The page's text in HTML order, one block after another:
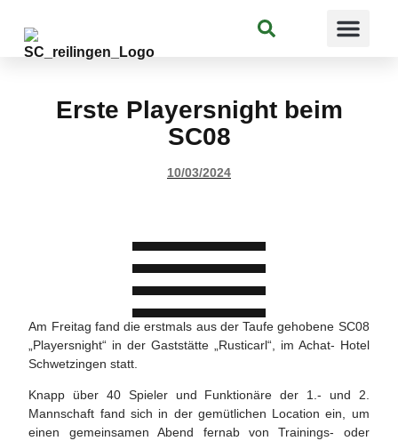
Suchen
Erste Playersnight beim
SC08
10/03/2024
Am Freitag fand die erstmals aus der Taufe gehobene SC08
„Playersnight“ in der Gaststätte „Rusticarl“, im Achat- Hotel
Schwetzingen statt.
Knapp über 40 Spieler und Funktionäre der 1.- und 2.
Mannschaft fand sich in der gemütlichen Location ein, um
einen gemeinsamen Abend fernab von Trainings- oder